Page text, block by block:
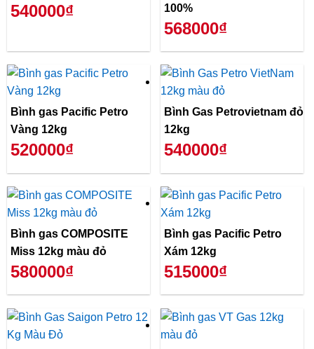
540000₫
100%
568000₫
Bình gas Pacific Petro
Vàng 12kg
520000₫
Bình Gas Petrovietnam đỏ
12kg
540000₫
Bình gas COMPOSITE
Miss 12kg màu đỏ
580000₫
Bình gas Pacific Petro
Xám 12kg
515000₫